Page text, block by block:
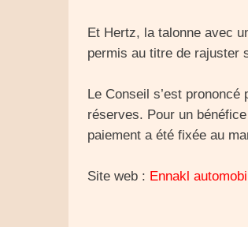
Et Hertz, la talonne avec
permis au titre de rajuster
Le Conseil s’est
réserves. Pour un
paiement a été fixée au
Site web : Ennakl